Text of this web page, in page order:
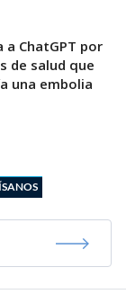
a ChatGPT por
de salud que
una embolia